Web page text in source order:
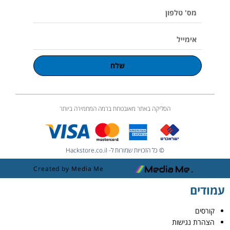
טלפון
שלח
הסליקה באתר מאובטחת ברמה המחמירה ביותר
© כל הזכויות שמורות ל- Hackstore.co.il
Created by Media Me
עמודים
קורסים
הצהרת נגישות